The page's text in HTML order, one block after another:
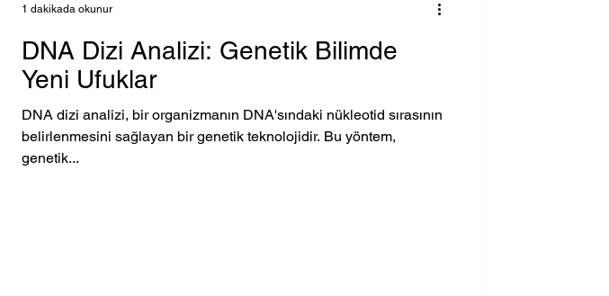
DNA Dizi Analizi: Genetik Bilimde
Yeni Ufuklar
DNA dizi analizi, bir organizmanın DNA'sındaki nükleotid sırasının
belirlenmesini sağlayan bir genetik teknolojidir. Bu yöntem,
genetik...
1 dakikada okunur